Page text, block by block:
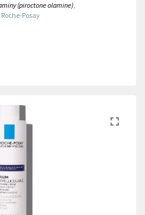
(piroctone olamine),
Roche-Posay